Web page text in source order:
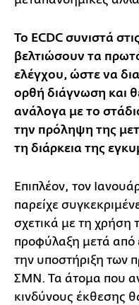
Το ECDC συνιστά
βελτιώσουν τα
ελέγχου, ώστε να
ορθή διάγνωση και
ανάλογα με το
την πρόληψη της
τη διάρκεια της
Επιπλέον, τον
παρείχε
σχετικά με τη χρήση
προφύλαξη μετά από
την υποστήριξη των
ΣΜΝ. Τα άτομα που
κινδύνους έκθεσης